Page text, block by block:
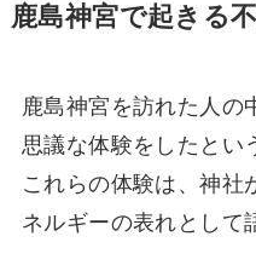
鹿島神宮で起きる
鹿島神宮を訪れた人の
思議な体験をしたとい
これらの体験は、神社
ネルギーの表れとして